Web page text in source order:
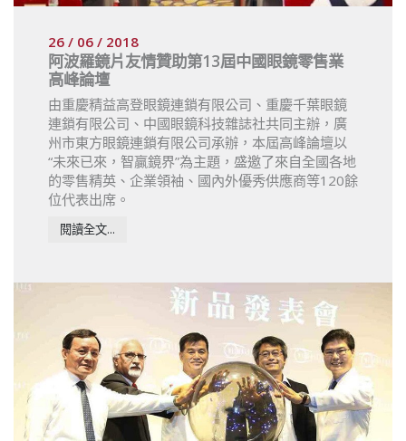
26 / 06 / 2018
阿波羅鏡片友情贊助第13屆中國眼鏡零售業
高峰論壇
由重慶精益高登眼鏡連鎖有限公司、重慶千葉眼鏡
連鎖有限公司、中國眼鏡科技雜誌社共同主辦，廣
州市東方眼鏡連鎖有限公司承辦，本屆高峰論壇以
“未來已來，智贏鏡界”為主題，盛邀了來自全國各地
的零售精英、企業領袖、國內外優秀供應商等120餘
位代表出席。
閱讀全文...